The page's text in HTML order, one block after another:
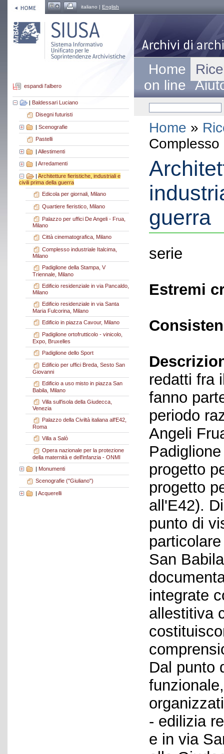
italiano | English
espandi l'albero
| Baldessari Luciano
Disegni futuristi
| Scenografie
Pastelli
| Allestimenti
Arredamenti
| Architetture fieristiche, industriali e
civili prima della guerra
Edicola per giornali, Milano
Quartiere fieristico, Milano
Palazzo per uffici De Angeli - Frua,
Milano
Città cinematografica, Milano
Complesso industriale Italcima,
Milano
Padiglione della Stampa, V
Triennale, Milano
Edificio residenziale in via Pancaldo,
Milano
Edificio residenziale in via Santa
Maria Fulcorina, Milano
Edificio in piazza Cavour, Milano
Padiglione ortofrutticolo - vinicolo,
Expo, Bruxelles
Padiglione dello Sport
Edificio per uffici Breda, Sesto San
Giovanni
Edificio a uso misto in piazza San
Babila, Milano
Villa sull'isola della Giudecca,
Venezia
Palazzo della Civiltà italiana all'E42,
Roma
Villa a Salò
Opera nazionale per la protezione
della maternità e dell'infanzia - ONMI
| Monumenti
Scenografie ("Giuliano")
| Acquerelli
Home
on line
Home »
guerra
serie
Estremi
redatti fra
fanno
periodo
Angeli
progetto
progetto
all'E42).
punto di
San
integrate
allestitiva
Dal punto
- edilizia
e in via